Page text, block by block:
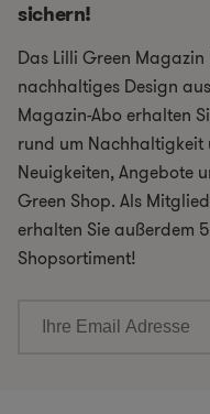
sichern!
Das Lilli Green
nachhaltiges Design
Magazin-Abo erhalten
rund um Nachhaltigkeit
Neuigkeiten, Angebote
Green Shop. Als
erhalten Sie außerdem
Shopsortiment!